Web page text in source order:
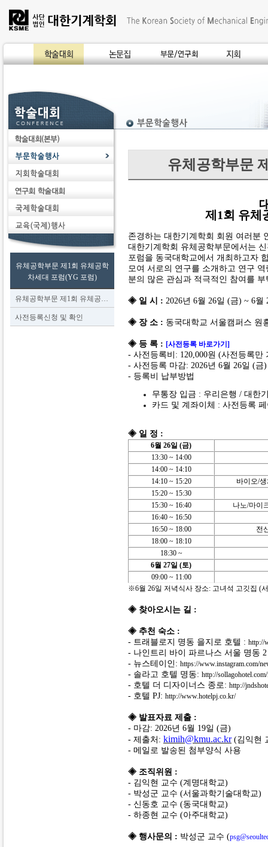
유체공학부문 제1회 유체공학
차세대 포럼(YG 포럼)
유체공학부문 제1회 유체공…
사전등록신청 및 확인
유체공학부문
제1회 유체
존경하는 대한기계학회 회원 여러분
대한기계학회 유체공학부문에서는
포럼을 동국대학교에서 개최하고자
모여 서로의 연구를 소개하고 연구
분의 많은 관심과 적극적인 참여를
◈ 일 시 : 2026년 6월 26일 (금) ~ 6월
◈ 장 소 : 동국대학교 서울캠퍼스 원
◈ 등 록 : [사전등록 바로가기]
- 사전등록비: 120,000원 (사전등록만
- 사전등록 마감: 2026년 6월 26일 (금)
- 등록비 납부방법
무통장 입금 : 우리은행 / 대한
카드 및 계좌이체 : 사전등록
◈ 일 정 :
6월 26일 (금)
13:30 ~ 14:00
14:00 ~ 14:10
14:10 ~ 15:20
바이오/
15:20 ~ 15:30
15:30 ~ 16:40
나노/마이
16:40 ~ 16:50
16:50 ~ 18:00
전
18:00 ~ 18:10
18:30 ~
6월 27일 (토)
09:00 ~ 11:00
※6월 26일 저녁식사 장소: 고녀석 고깃집 (
◈ 찾아오시는 길 :
◈ 추천 숙소 :
- 트래블로지 명동 을지로 호텔 : http://
- 나인트리 바이 파르나스 서울 명동
- 뉴스테이인: https://www.instagram.com/
- 솔라고 호텔 명동: http://
- 호텔 더 디자이너스 종로: http://
- 호텔 PJ: http://www.hotelpj.co.kr/
◈ 발표자료 제출 :
- 마감: 2026년 6월 19일 (금)
- 제출처: kimih@kmu.ac.kr(김익현
- 메일로 발송된 첨부양식 사용
◈ 조직위원 :
- 김익현 교수 (계명대학교)
- 박성군 교수 (서울과학기술대학교)
- 신동호 교수 (동국대학교)
- 하종현 교수 (아주대학교)
◈ 행사문의 : 박성군 교수 (